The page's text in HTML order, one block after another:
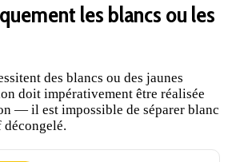
les blancs ou les
des blancs ou des jaunes
doit impérativement être réalisée
— il est impossible de séparer blanc